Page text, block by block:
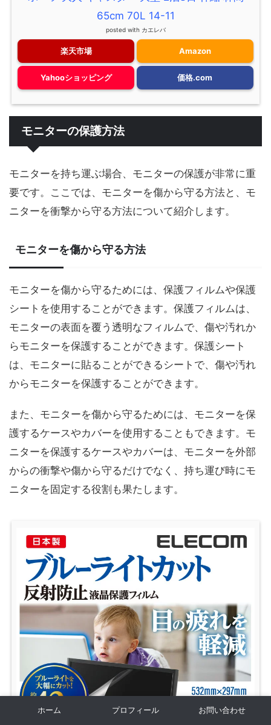
65cm 70L 14-11
posted with カエレバ
楽天市場 Amazon
Yahooショッピング 価格.com
モニターの保護方法
モニターを持ち運ぶ場合、モニターの保護が非常に重
要です。ここでは、モニターを傷から守る方法と、モ
ニターを衝撃から守る方法について紹介します。
モニターを傷から守る方法
モニターを傷から守るためには、保護フィルムや保護
シートを使用することができます。保護フィルムは、
モニターの表面を覆う透明なフィルムで、傷や汚れか
らモニターを保護することができます。保護シート
は、モニターに貼ることができるシートで、傷や汚れ
からモニターを保護することができます。
また、モニターを傷から守るためには、モニターを保
護するケースやカバーを使用することもできます。モ
ニターを保護するケースやカバーは、モニターを外部
からの衝撃や傷から守るだけでなく、持ち運び時にモ
ニターを固定する役割も果たします。
ホーム プロフィール お問い合わせ